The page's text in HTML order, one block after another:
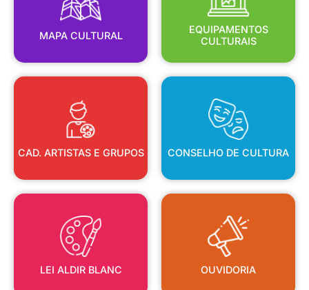
MAPA CULTURAL
EQUIPAMENTOS
CULTURAIS
CAD. ARTISTAS E GRUPOS
CAD. ARTISTAS E GRUPOS
CONSELHO DE CULTURA
CONSELHO DE CULTURA
LEI ALDIR BLANC
LEI ALDIR BLANC
OUVIDORIA
OUVIDORIA